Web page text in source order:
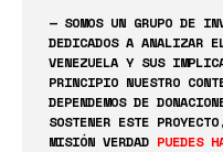
— SOMOS UN GRUPO DE
DEDICADOS A ANALIZAR
VENEZUELA Y SUS
PRINCIPIO NUESTRO
DEPENDEMOS DE
SOSTENER ESTE
MISIÓN VERDAD PUEDES